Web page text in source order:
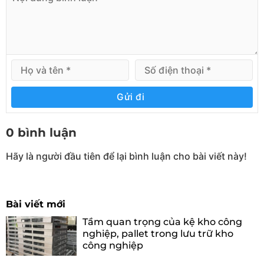
Gửi đi
0 bình luận
Hãy là người đầu tiên để lại bình luận cho bài viết này!
Bài viết mới
Tầm quan trọng của kệ kho công
nghiệp, pallet trong lưu trữ kho
công nghiệp